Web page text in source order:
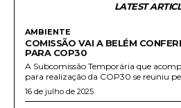
LATEST
AMBIENTE
COMISSÃO VAI A BELÉM
PARA COP30
A Subcomissão Temporária que
para realização da COP30 se reuniu
16 de julho de 2025